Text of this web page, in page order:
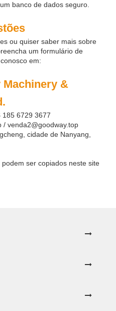
banco de dados seguro.
ou quiser saber mais sobre
um formulário de
em:
Machinery &
185 6729 3677
/ venda2@goodway.top
cidade de Nanyang,
ser copiados neste site